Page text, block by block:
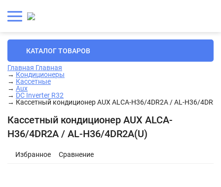
КАТАЛОГ ТОВАРОВ
Главная Главная
→ Кондиционеры
→ Кассетные
→ Aux
→ DC Inverter R32
→ Кассетный кондиционер AUX ALCA-H36/4DR2А / AL-H36/
Кассетный кондиционер AUX ALCA-
H36/4DR2А / AL-H36/4DR2A(U)
Избранное Сравнение